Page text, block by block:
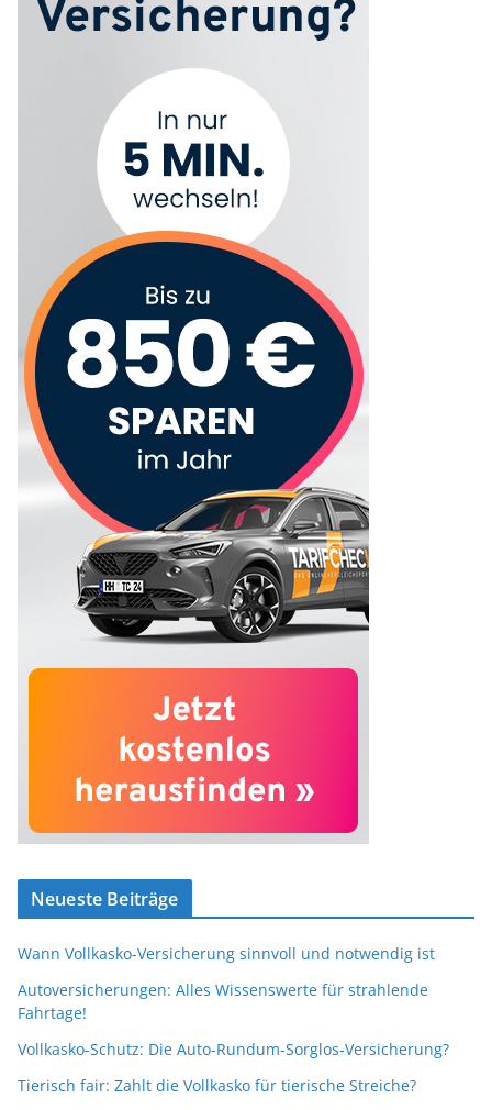
Neueste Beiträge
Wann Vollkasko-Versicherung sinnvoll und notwendig ist
Autoversicherungen: Alles Wissenswerte für strahlende
Fahrtage!
Vollkasko-Schutz: Die Auto-Rundum-Sorglos-Versicherung?
Tierisch fair: Zahlt die Vollkasko für tierische Streiche?